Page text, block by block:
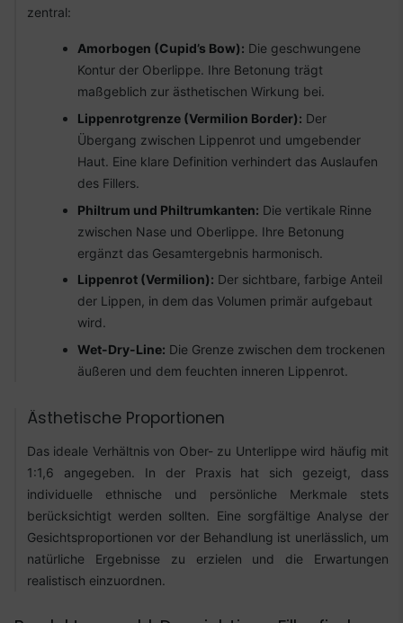
zentral:
Amorbogen (Cupid’s Bow): Die geschwungene
Kontur der Oberlippe. Ihre Betonung trägt
maßgeblich zur ästhetischen Wirkung bei.
Lippenrotgrenze (Vermilion Border): Der
Übergang zwischen Lippenrot und umgebender
Haut. Eine klare Definition verhindert das Auslaufen
des Fillers.
Philtrum und Philtrumkanten: Die vertikale Rinne
zwischen Nase und Oberlippe. Ihre Betonung
ergänzt das Gesamtergebnis harmonisch.
Lippenrot (Vermilion): Der sichtbare, farbige Anteil
der Lippen, in dem das Volumen primär aufgebaut
wird.
Wet-Dry-Line: Die Grenze zwischen dem trockenen
äußeren und dem feuchten inneren Lippenrot.
Ästhetische Proportionen
Das ideale Verhältnis von Ober- zu Unterlippe wird häufig mit
1:1,6 angegeben. In der Praxis hat sich gezeigt, dass
individuelle ethnische und persönliche Merkmale stets
berücksichtigt werden sollten. Eine sorgfältige Analyse der
Gesichtsproportionen vor der Behandlung ist unerlässlich, um
natürliche Ergebnisse zu erzielen und die Erwartungen
realistisch einzuordnen.